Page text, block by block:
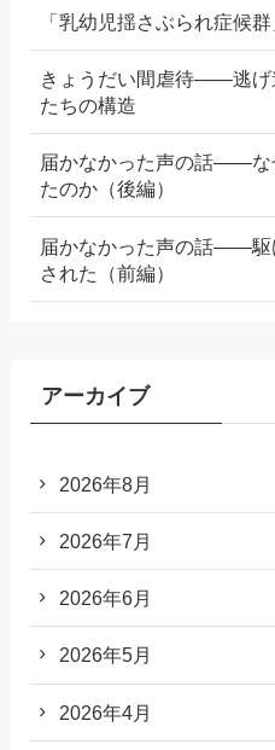
「乳幼児揺さぶられ症候
きょうだい間虐待——逃げ
たちの構造
届かなかった声の話——な
たのか（後編）
届かなかった声の話——駆
された（前編）
アーカイブ
2026年8月
2026年7月
2026年6月
2026年5月
2026年4月